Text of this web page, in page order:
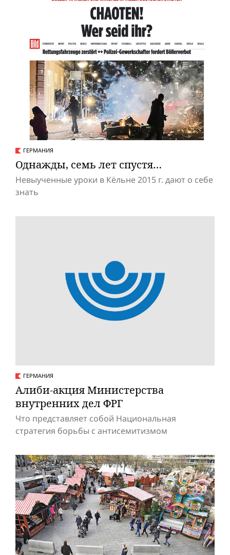
ГЕРМАНИЯ
Однажды, семь лет спустя…
Невыученные уроки в Кёльне 2015 г. дают о себе
знать
ГЕРМАНИЯ
Алиби-акция Министерства
внутренних дел ФРГ
Что представляет собой Национальная
стратегия борьбы с антисемитизмом